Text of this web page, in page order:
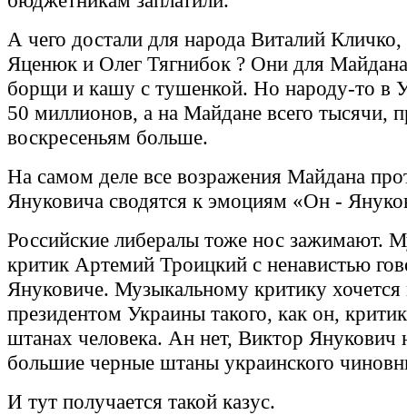
А чего достали для народа Виталий
Яценюк и Олег Тягнибок ? Они для
борщи и кашу с тушенкой. Но народу-то в
50 миллионов, а на Майдане всего тысячи,
воскресеньям больше.
На самом деле все возражения Майдана
Януковича сводятся к эмоциям «Он -
Российские либералы тоже нос зажимают.
критик Артемий Троицкий с ненавистью
Януковиче. Музыкальному критику хочется
президентом Украины такого, как он,
штанах человека. Ан нет, Виктор Янукович
большие черные штаны украинского
И тут получается такой казус.